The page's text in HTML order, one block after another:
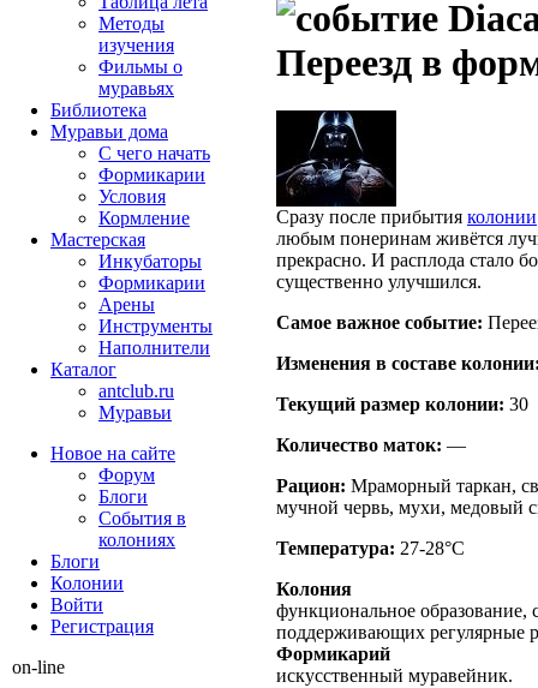
Переезд в
Сразу после прибытия колонии
любым понеринам живётся
прекрасно. И расплода стало
существенно улучшился.
Самое важное событие:
Изменения в составе
Текущий размер кoлонии: 30
Количество маток: —
Рацион: Мраморный таркан,
мучной червь, мухи, медовый
Температура: 27-28°C
Колония
функциональное образование,
поддерживающих регулярные
Формикарий
искусственный муравейник.
Методы
изучения
Фильмы о
муравьях
Библиотека
Муравьи дома
С чего начать
Формикарии
Условия
Кормление
Мастерская
Инкубаторы
Формикарии
Арены
Инструменты
Наполнители
Каталог
antclub.ru
Муравьи
Новое на сайте
Форум
Блоги
События в
колониях
Блоги
Колонии
Войти
Peгиcтpaция
on-line